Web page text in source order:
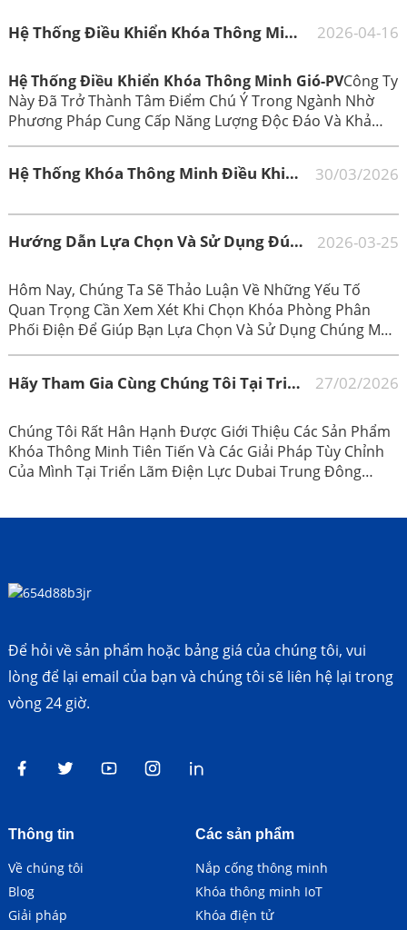
Hệ Thống Điều Khiển Khóa Thông Minh Gió-PV 2026-04-16
Hệ Thống Điều Khiển Khóa Thông Minh Gió-PVCông Ty
Này Đã Trở Thành Tâm Điểm Chú Ý Trong Ngành Nhờ
Phương Pháp Cung Cấp Năng Lượng Độc Đáo Và Khả
Năng Quản Lý Thông Minh.
Hệ Thống Khóa Thông Minh Điều Khiển Truy Cập Cho Tháp Viễn Thông: Giải Pháp Chuyên Nghiệp Của CREATE Cho Việc Quản Lý Trạm Gốc Hiệu Quả Và An Toàn. 30/03/2026
Hướng Dẫn Lựa Chọn Và Sử Dụng Đúng Cách Khóa Phòng Phân Phối Điện 2026-03-25
Hôm Nay, Chúng Ta Sẽ Thảo Luận Về Những Yếu Tố
Quan Trọng Cần Xem Xét Khi Chọn Khóa Phòng Phân
Phối Điện Để Giúp Bạn Lựa Chọn Và Sử Dụng Chúng Một
Cách Chính Xác!
Hãy Tham Gia Cùng Chúng Tôi Tại Triển Lãm MEE Ở Dubai Năm 2026! 27/02/2026
Chúng Tôi Rất Hân Hạnh Được Giới Thiệu Các Sản Phẩm
Khóa Thông Minh Tiên Tiến Và Các Giải Pháp Tùy Chỉnh
Của Mình Tại Triển Lãm Điện Lực Dubai Trung Đông
Để hỏi về sản phẩm hoặc bảng giá của chúng tôi, vui
lòng để lại email của bạn và chúng tôi sẽ liên hệ lại trong
vòng 24 giờ.
Thông tin
Về chúng tôi
Blog
Giải pháp
Các sản phẩm
Nắp cống thông minh
Khóa thông minh IoT
Khóa điện tử